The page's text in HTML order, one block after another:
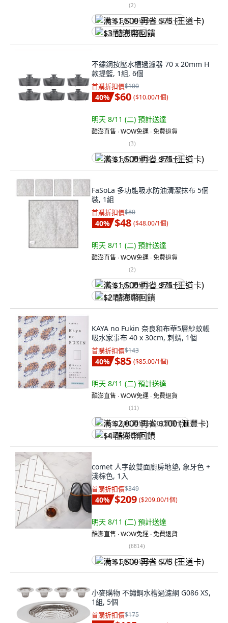
(2)
满 $1,500 再省 $75 (王道卡)
$3 酷澎幣回饋
不鏽鋼按壓水槽過濾器 70 x 20mm H
款提籃, 1組, 6個
首購折扣價$100
40% $60 ($10.00/1個)
明天 8/11 (二) 預計送達
酷澎直售 ∙ WOW免運 ∙ 免費退貨
(3)
满 $1,500 再省 $75 (王道卡)
FaSoLa 多功能吸水防油清潔抹布 5個
裝, 1組
首購折扣價$80
40% $48 ($48.00/1個)
明天 8/11 (二) 預計送達
酷澎直售 ∙ WOW免運 ∙ 免費退貨
(2)
满 $1,500 再省 $75 (王道卡)
$2 酷澎幣回饋
KAYA no Fukin 奈良和布華5層紗蚊帳
吸水家事布 40 x 30cm, 刺蝟, 1個
首購折扣價$143
40% $85 ($85.00/1個)
明天 8/11 (二) 預計送達
酷澎直售 ∙ WOW免運 ∙ 免費退貨
(11)
满 $2,000 再省 $100 (滙豐卡)
$4 酷澎幣回饋
comet 人字紋雙面廚房地墊, 象牙色 +
淺棕色, 1入
首購折扣價$349
40% $209 ($209.00/1個)
明天 8/11 (二) 預計送達
酷澎直售 ∙ WOW免運 ∙ 免費退貨
(6814)
满 $1,500 再省 $75 (王道卡)
小麥購物 不鏽鋼水槽過濾網 G086 XS,
1組, 5個
首購折扣價$175